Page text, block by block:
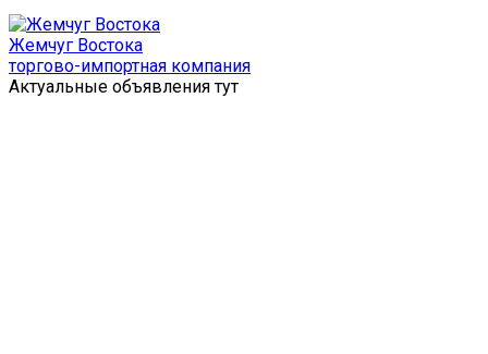
Перейти
к
содержимому
Жемчуг Востока
торгово-импортная компания
Актуальные объявления тут